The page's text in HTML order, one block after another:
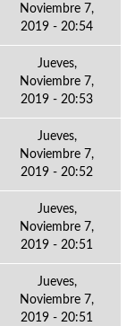
Noviembre 7,
2019 - 20:54
Jueves,
Noviembre 7,
2019 - 20:53
Jueves,
Noviembre 7,
2019 - 20:52
Jueves,
Noviembre 7,
2019 - 20:51
Jueves,
Noviembre 7,
2019 - 20:51